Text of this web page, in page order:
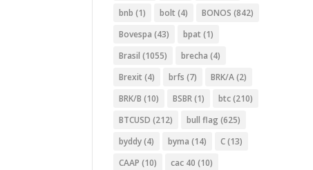
bnb (1) bolt (4) BONOS (842)
Bovespa (43) bpat (1)
Brasil (1055) brecha (4)
Brexit (4) brfs (7) BRK/A(2)
BRK/B (10) BSBR(1) btc(210)
BTCUSD (212) bull flag (625)
byddy(4) byma (14) C(13)
CAAP (10) cac 40 (10)